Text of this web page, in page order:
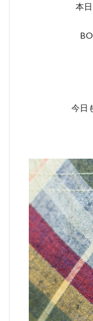
本
今日